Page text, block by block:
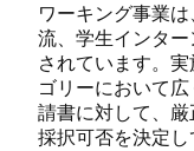
ワーキング事業
流、学生インタ
されています。
ゴリーにおいて
請書に対して、
採択可否を決定し